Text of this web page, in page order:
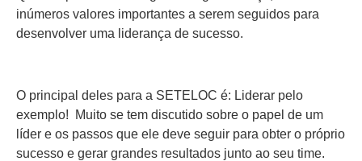
inúmeros valores importantes a serem seguidos para
desenvolver uma liderança de sucesso.
O principal deles para a SETELOC é: Liderar pelo
exemplo! Muito se tem discutido sobre o papel de um
líder e os passos que ele deve seguir para obter o próprio
sucesso e gerar grandes resultados junto ao seu time.